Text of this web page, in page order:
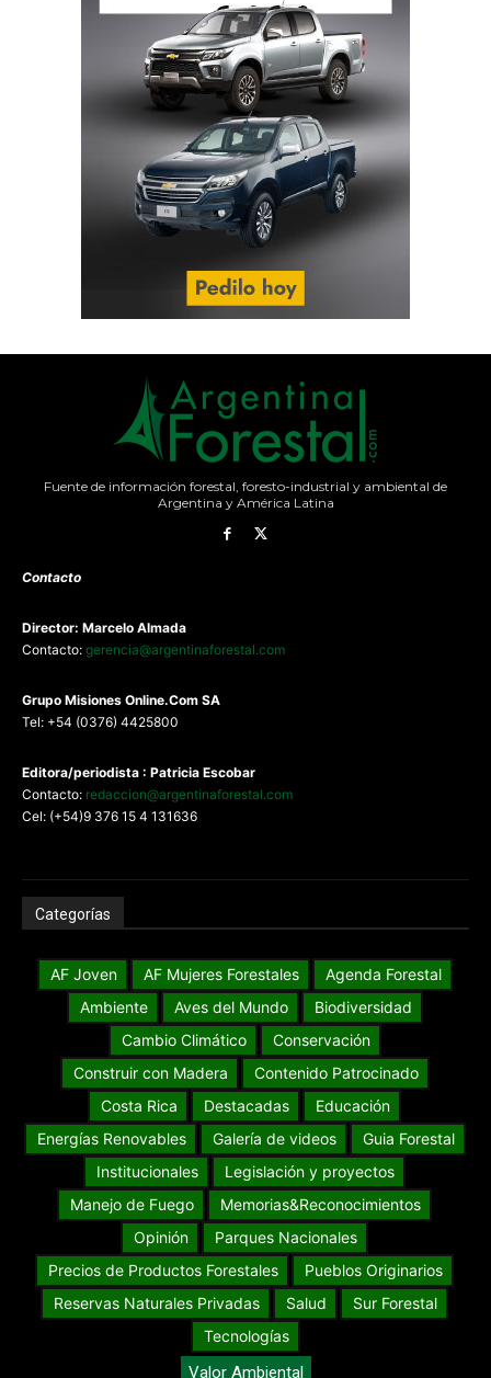
Fuente de información forestal, foresto-industrial y ambiental de
Argentina y América Latina
Contacto
Director: Marcelo Almada
Contacto: gerencia@argentinaforestal.com
Grupo Misiones Online.Com SA
Tel: +54 (0376) 4425800
Editora/periodista : Patricia Escobar
Contacto: redaccion@argentinaforestal.com
Cel: (+54)9 376 15 4 131636
Categorías
AF Joven AF Mujeres Forestales
Agenda Forestal
Ambiente
Aves del Mundo
Biodiversidad
Cambio Climático
Conservación
Construir con Madera
Contenido Patrocinado
Costa Rica
Destacadas
Educación
Energías Renovables
Galería de videos
Guia Forestal
Institucionales
Legislación y proyectos
Manejo de Fuego
Memorias&Reconocimientos
Opinión
Parques Nacionales
Precios de Productos Forestales
Pueblos Originarios
Reservas Naturales Privadas
Salud
Sur Forestal
Tecnologías
Valor Ambiental